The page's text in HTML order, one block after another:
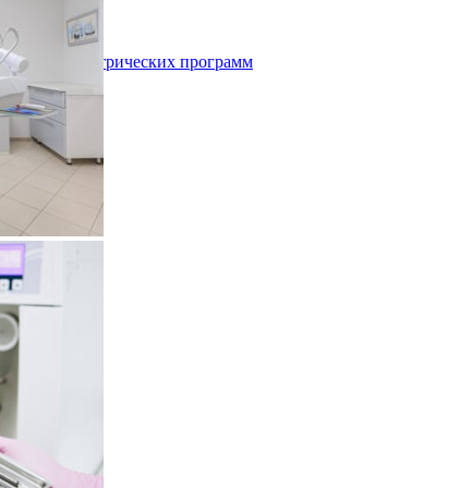
метрических программ